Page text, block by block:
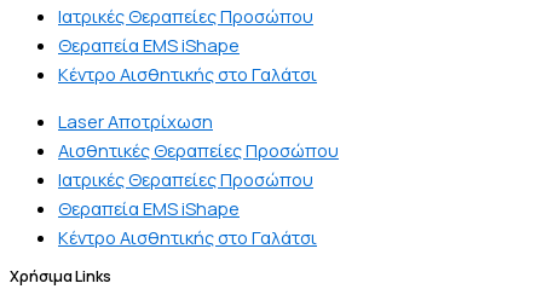
Ιατρικές Θεραπείες Προσώπου
Θεραπεία EMS iShape
Κέντρο Αισθητικής στο Γαλάτσι
Laser Αποτρίχωση
Αισθητικές Θεραπείες Προσώπου
Ιατρικές Θεραπείες Προσώπου
Θεραπεία EMS iShape
Κέντρο Αισθητικής στο Γαλάτσι
Χρήσιμα Links